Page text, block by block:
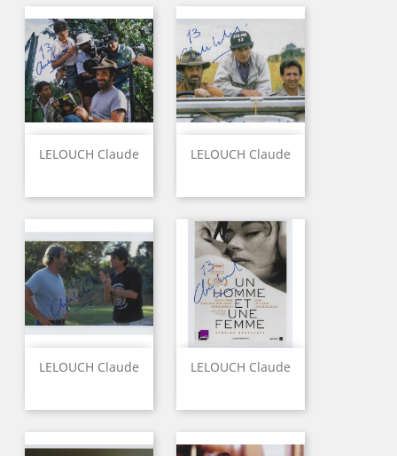
LELOUCH Claude LELOUCH Claude
LELOUCH Claude LELOUCH Claude